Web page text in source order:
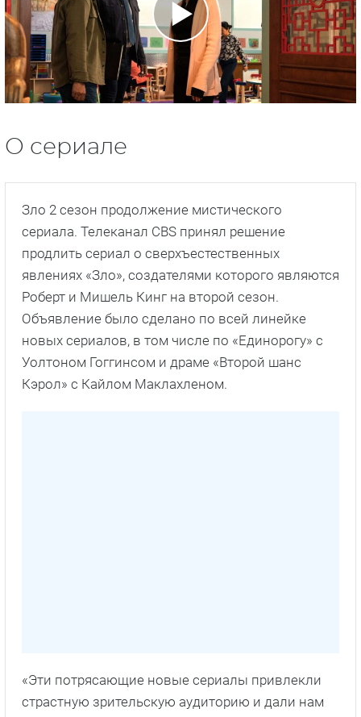
О сериале
Зло 2 сезон продолжение мистического
сериала. Телеканал CBS принял решение
продлить сериал о сверхъестественных
явлениях «Зло», создателями которого являются
Роберт и Мишель Кинг на второй сезон.
Объявление было сделано по всей линейке
новых сериалов, в том числе по «Единорогу» с
Уолтоном Гоггинсом и драме «Второй шанс
Кэрол» с Кайлом Маклахленом.
«Эти потрясающие новые сериалы привлекли
страстную зрительскую аудиторию и дали нам